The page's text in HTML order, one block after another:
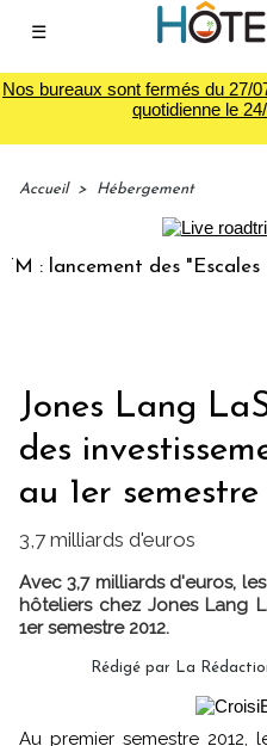
☰
Nos bureaux sont fermés du 27/
quotidienne le
Accueil > Hébergement
lancement des "Escales
Jones Lang
des
au 1er semestre
3,7 milliards d'euros
Avec 3,7 milliards d'euros,
hôteliers chez Jones Lang
1er semestre 2012.
Rédigé par La
Au premier semestre 2012, les volumes d'investissements